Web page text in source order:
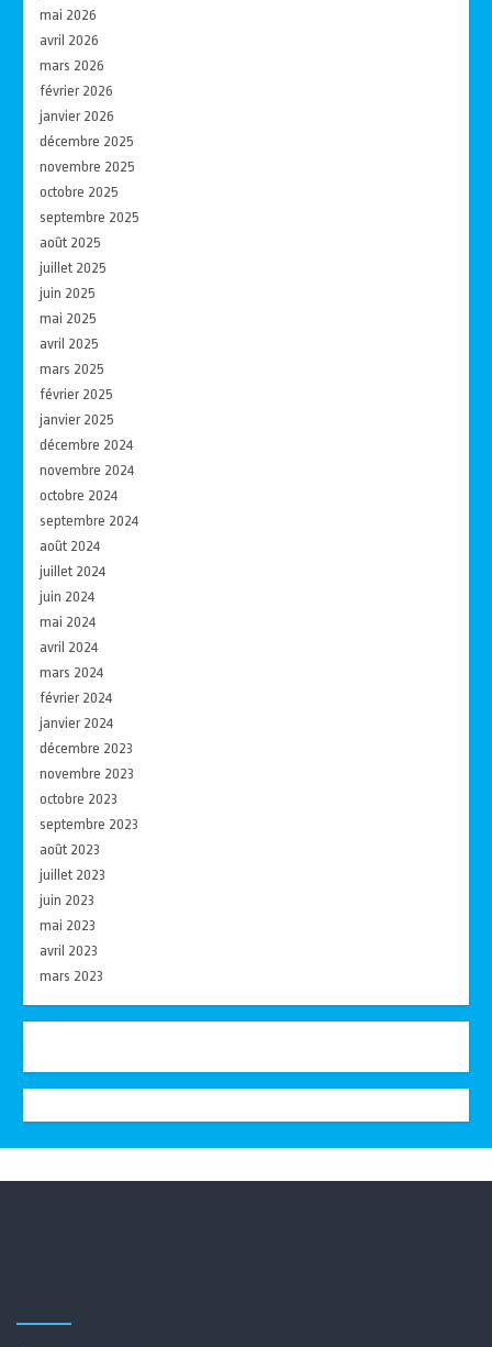
mai 2026
avril 2026
mars 2026
février 2026
janvier 2026
décembre 2025
novembre 2025
octobre 2025
septembre 2025
août 2025
juillet 2025
juin 2025
mai 2025
avril 2025
mars 2025
février 2025
janvier 2025
décembre 2024
novembre 2024
octobre 2024
septembre 2024
août 2024
juillet 2024
juin 2024
mai 2024
avril 2024
mars 2024
février 2024
janvier 2024
décembre 2023
novembre 2023
octobre 2023
septembre 2023
août 2023
juillet 2023
juin 2023
mai 2023
avril 2023
mars 2023